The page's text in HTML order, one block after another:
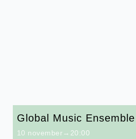
Global Music Ensemble
10 november→20:00